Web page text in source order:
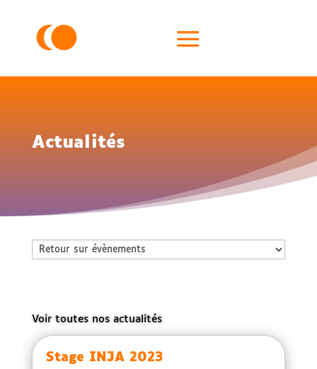
Actualités
Catégories
Voir toutes nos actualités
Stage INJA 2023